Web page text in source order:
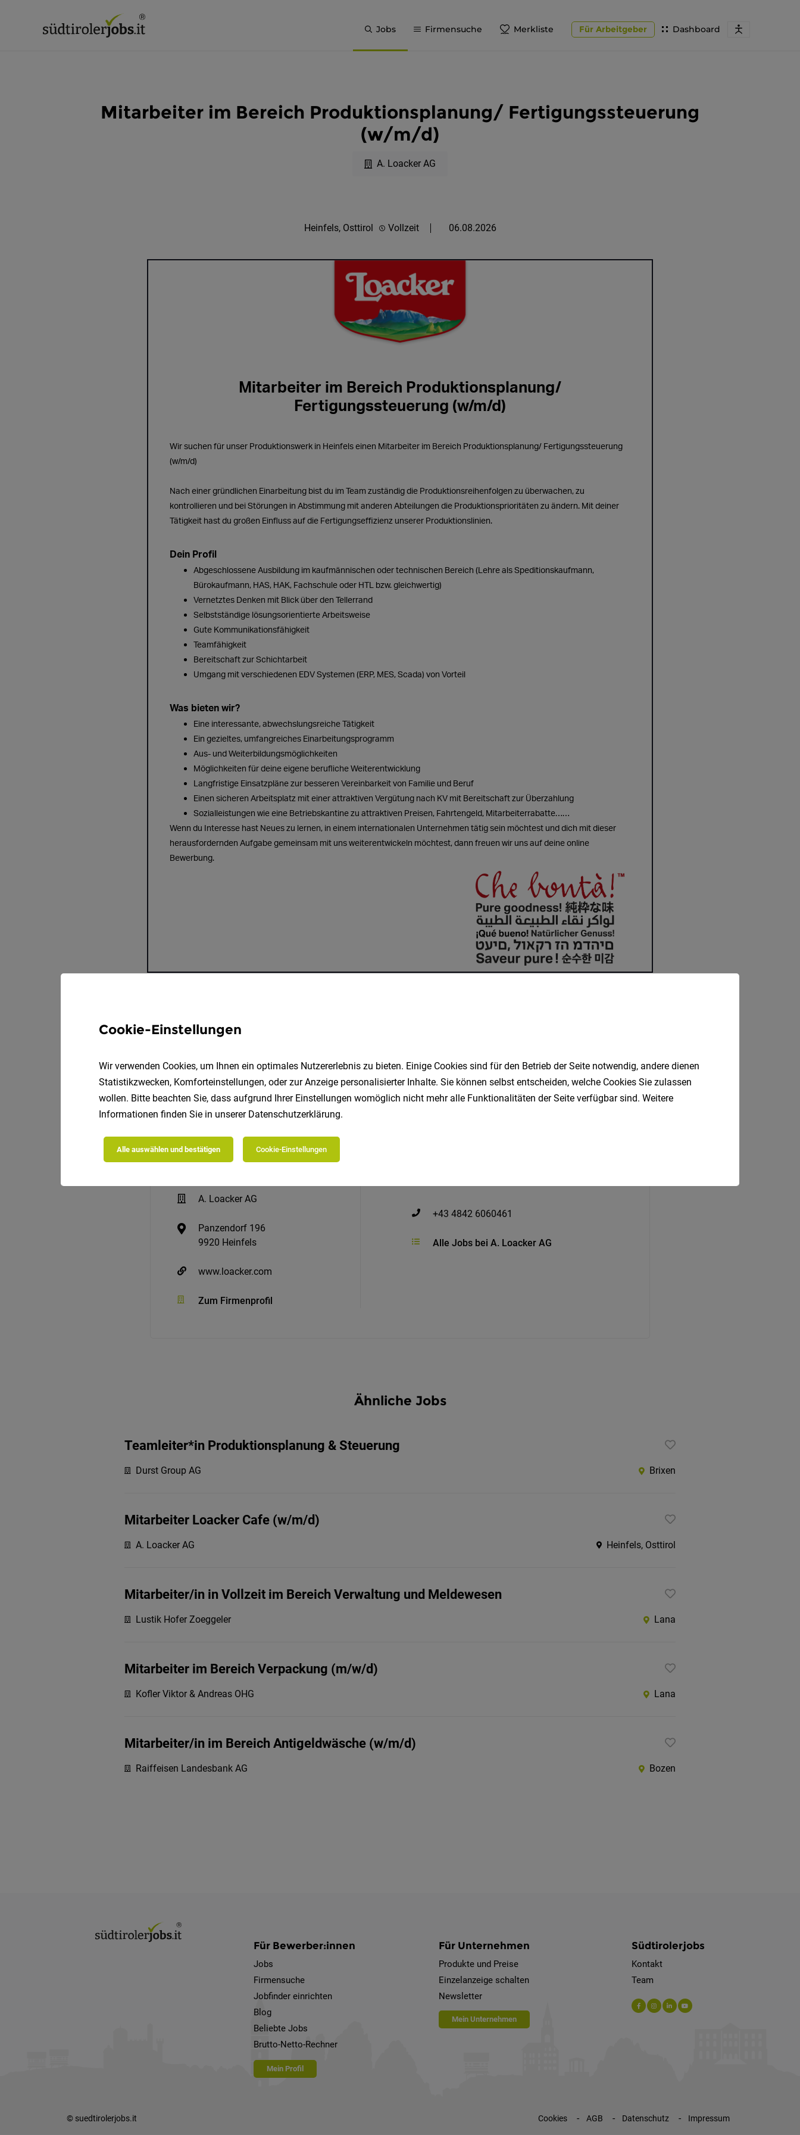
Jobs Firmensuche Merkliste Dashboard
Für Arbeitgeber
Mitarbeiter im Bereich Produktionsplanung/ Fertigungssteuerung
(w/m/d)
A. Loacker AG
Heinfels, Osttirol Vollzeit 06.08.2026
A. Loacker AG
Panzendorf 196
9920 Heinfels
www.loacker.com
Zum Firmenprofil
+43 4842 6060461
Alle Jobs bei A. Loacker AG
Ähnliche Jobs
Teamleiter*in Produktionsplanung & Steuerung
Durst Group AG Brixen
Mitarbeiter Loacker Cafe (w/m/d)
A. Loacker AG Heinfels, Osttirol
Mitarbeiter/in in Vollzeit im Bereich Verwaltung und Meldewesen
Lustik Hofer Zoeggeler Lana
Mitarbeiter im Bereich Verpackung (m/w/d)
Kofler Viktor & Andreas OHG Lana
Mitarbeiter/in im Bereich Antigeldwäsche (w/m/d)
Raiffeisen Landesbank AG Bozen
Für Bewerber:innen
Jobs
Firmensuche
Jobfinder einrichten
Blog
Beliebte Jobs
Brutto-Netto-Rechner
Mein Profil
Für Unternehmen
Produkte und Preise
Einzelanzeige schalten
Newsletter
Mein Unternehmen
Südtirolerjobs
Kontakt
Team
© suedtirolerjobs.it Cookies AGB Datenschutz Impressum
Cookie-Einstellungen
Wir verwenden Cookies, um Ihnen ein optimales Nutzererlebnis zu bieten. Einige Cookies sind für den Betrieb der Seite notwendig, andere dienen
Statistikzwecken, Komforteinstellungen, oder zur Anzeige personalisierter Inhalte. Sie können selbst entscheiden, welche Cookies Sie zulassen
wollen. Bitte beachten Sie, dass aufgrund Ihrer Einstellungen womöglich nicht mehr alle Funktionalitäten der Seite verfügbar sind. Weitere
Informationen finden Sie in unserer Datenschutzerklärung.
Alle auswählen und bestätigen Cookie-Einstellungen